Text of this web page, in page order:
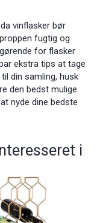
vinflasker bør
fugtig og
for flasker
ekstra tips at tage
din samling, husk
den bedst mulige
nyde dine bedste
i